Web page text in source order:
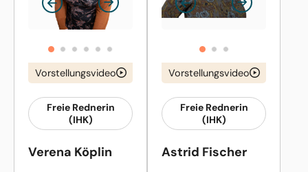
Vorstellungsvideo
Freie Rednerin
(IHK)
Verena Köplin
Vorstellungsvideo
Freie Rednerin
(IHK)
Astrid Fischer